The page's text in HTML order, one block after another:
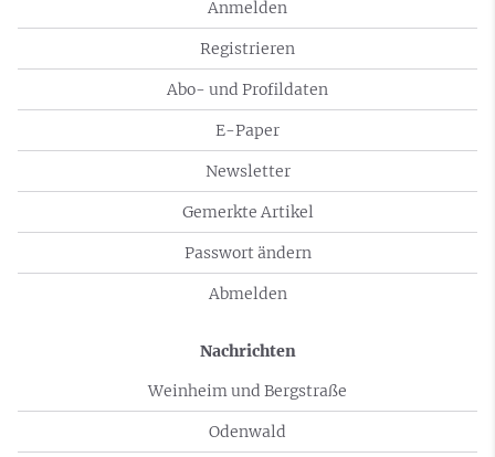
Anmelden
Registrieren
Abo- und Profildaten
E-Paper
Newsletter
Gemerkte Artikel
Passwort ändern
Abmelden
Nachrichten
Weinheim und Bergstraße
Odenwald